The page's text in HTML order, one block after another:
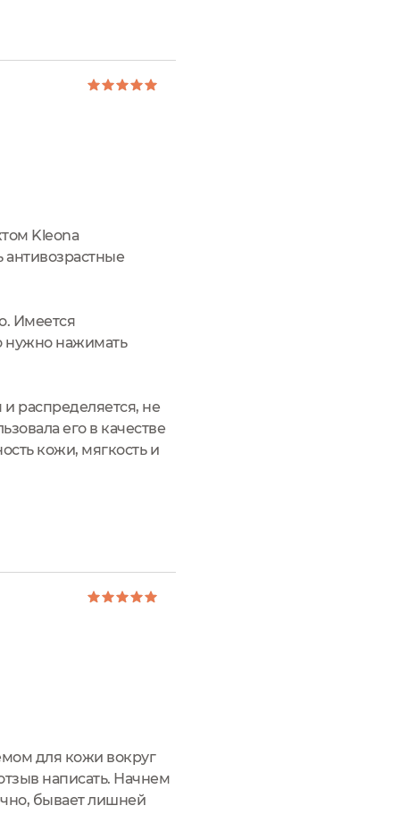
Kleona
антивозрастные
Имеется
нужно нажимать
распределяется, не
его в качестве
кожи, мягкость и
для кожи вокруг
написать. Начнем
бывает лишней